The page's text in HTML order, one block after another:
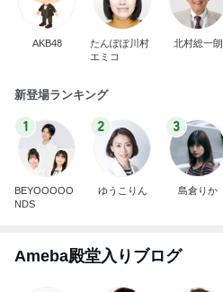
AKB48
たんぽぽ川村
エミコ
北村総一朗
新登場ランキング
1
BEYOOOOO
NDS
2
ゆうこりん
3
島倉りか
Ameba殿堂入りブログ